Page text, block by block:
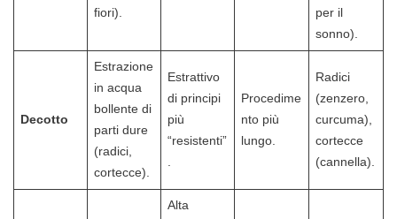
fiori).
per il
sonno).
Decotto
Estrazione
in acqua
bollente di
parti dure
(radici,
cortecce).
Estrattivo
di principi
più
“resistenti”
.
Procedime
nto più
lungo.
Radici
(zenzero,
curcuma),
cortecce
(cannella).
Alta